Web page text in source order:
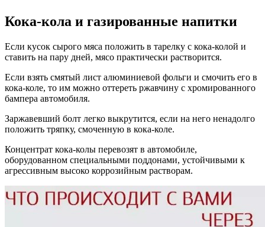
Кока-кола и газированные напитки
Если кусок сырого мяса положить в тарелку с кока-колой и
ставить на пару дней, мясо практически растворится.
Если взять смятый лист алюминиевой фольги и смочить его в
кока-коле, то им можно оттереть ржавчину с хромированного
бампера автомобиля.
Заржавевший болт легко выкрутится, если на него ненадолго
положить тряпку, смоченную в кока-коле.
Концентрат кока-колы перевозят в автомобиле,
оборудованном специальными поддонами, устойчивыми к
агрессивным высоко коррозийным растворам.